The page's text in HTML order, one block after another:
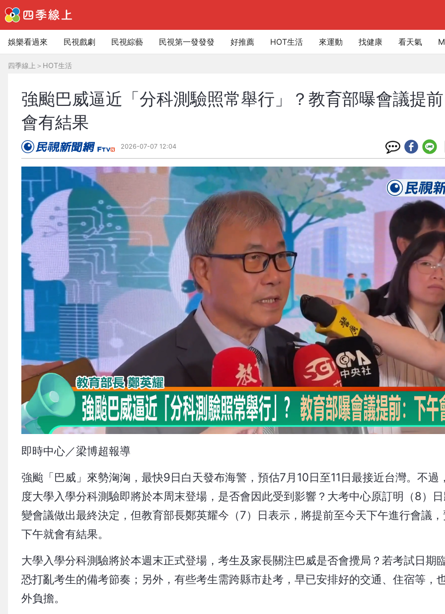
娛樂看過來 民視戲劇 民視綜藝 民視第一發發發 好推薦 HOT生活 來運動 找健康 看天氣
四季線上 ＞ HOT生活
強颱巴威逼近「分科測驗照常舉行」？教育部曝會議提
會有結果
2026-07-07 12:04
即時中心／梁博超報導
強颱「巴威」來勢洶洶，最快9日白天發布海警，預估7月10日至11日最接近台灣。不過
度大學入學分科測驗即將於本周末登場，是否會因此受到影響？大考中心原訂明（8）
變會議做出最終決定，但教育部長鄭英耀今（7）日表示，將提前至今天下午進行會議
下午就會有結果。
大學入學分科測驗將於本週末正式登場，考生及家長關注巴威是否會攪局？若考試日期
恐打亂考生的備考節奏；另外，有些考生需跨縣市赴考，早已安排好的交通、住宿等，
外負擔。